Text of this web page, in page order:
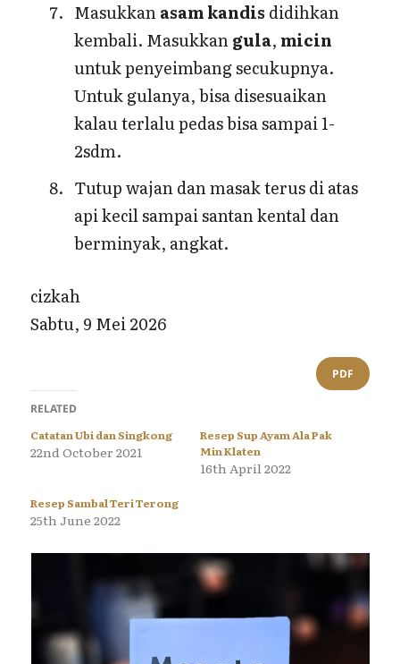
Masukkanasam kandis didihkan
kembali. Masukkangula, micin
untuk penyeimbang secukupnya.
Untuk gulanya, bisa disesuaikan
kalau terlalu pedas bisa sampai 1-
2sdm.
Tutup wajan dan masak terus di atas
api kecil sampai santan kental dan
berminyak, angkat.
cizkah
Sabtu, 9 Mei 2026
PDF
RELATED
Catatan Ubi dan Singkong
22nd October 2021
Resep Sup Ayam Ala Pak
Min Klaten
16th April 2022
Resep Sambal Teri Terong
25th June 2022